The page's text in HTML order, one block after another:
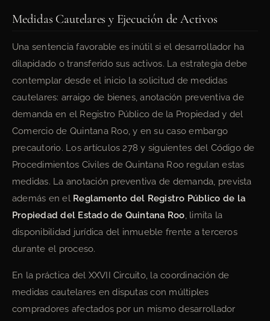
Medidas Cautelares y Ejecución de Activos
Una sentencia favorable es inútil si el desarrollador ha
dilapidado o transferido sus activos. La estrategia debe
contemplar desde el inicio la solicitud de medidas
cautelares: arraigo de bienes, anotación preventiva de
demanda en el Registro Público de la Propiedad y del
Comercio de Quintana Roo, y en su caso embargo
precautorio. Los artículos 278 y siguientes del Código de
Procedimientos Civiles de Quintana Roo regulan estas
medidas. La anotación preventiva de demanda, prevista
además en el Reglamento del Registro Público de la
Propiedad del Estado de Quintana Roo, limita la
disponibilidad jurídica del inmueble frente a terceros
durante el proceso.
En la práctica del XXVII Circuito, la coordinación de
medidas cautelares en disputas con múltiples
compradores afectados por un mismo desarrollador